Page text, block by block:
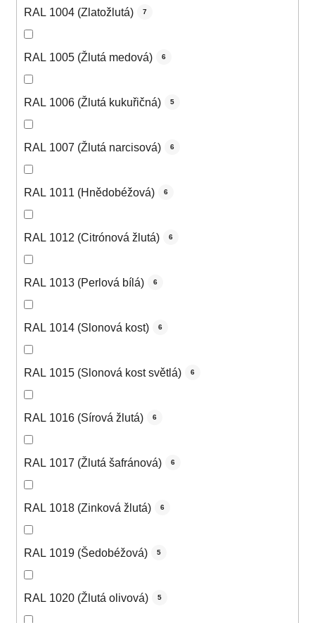
RAL 1004 (Zlatožlutá) 7
RAL 1005 (Žlutá medová) 6
RAL 1006 (Žlutá kukuřičná) 5
RAL 1007 (Žlutá narcisová) 6
RAL 1011 (Hnědobéžová) 6
RAL 1012 (Citrónová žlutá) 6
RAL 1013 (Perlová bílá) 6
RAL 1014 (Slonová kost) 6
RAL 1015 (Slonová kost světlá) 6
RAL 1016 (Sírová žlutá) 6
RAL 1017 (Žlutá šafránová) 6
RAL 1018 (Zinková žlutá) 6
RAL 1019 (Šedobéžová) 5
RAL 1020 (Žlutá olivová) 5